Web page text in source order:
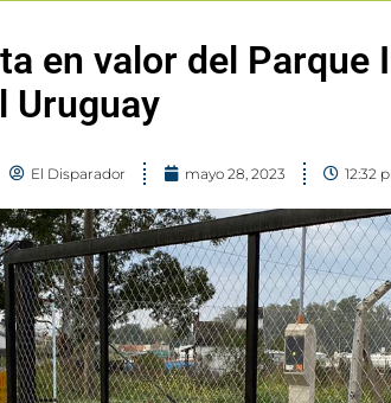
en valor del Parque
Uruguay
El Disparador mayo 28, 2023 12:32